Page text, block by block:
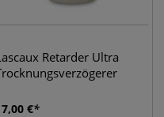
Retarder Ultra
€